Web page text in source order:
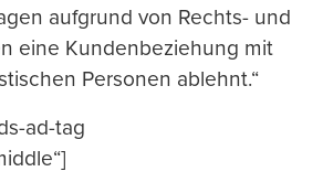
aufgrund von Rechts- und
eine Kundenbeziehung mit
Personen ablehnt.“
ad-tag